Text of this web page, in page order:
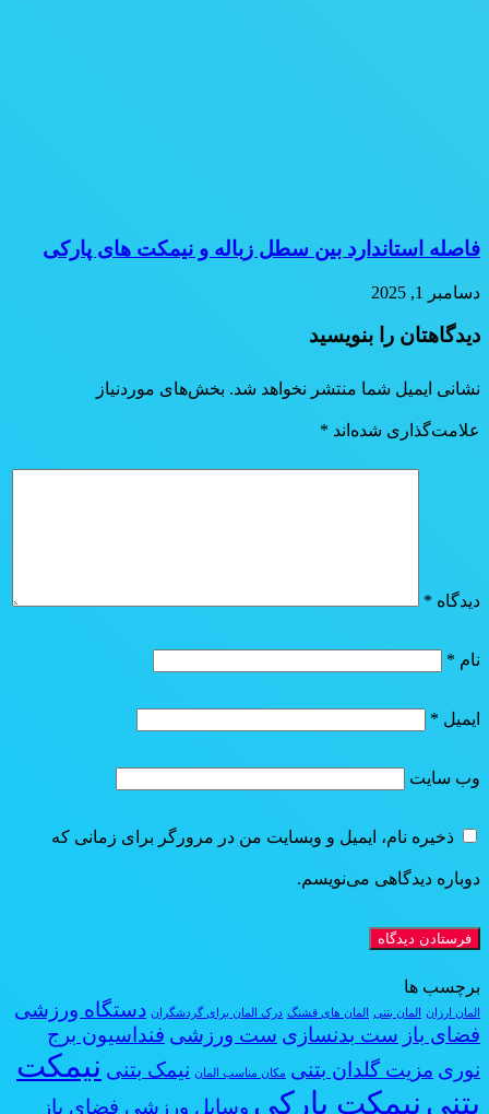
فاصله استاندارد بین سطل زباله و نیمکت های پارکی
دسامبر 1, 2025
دیدگاهتان را بنویسید
نشانی ایمیل شما منتشر نخواهد شد. بخش‌های موردنیاز
علامت‌گذاری شده‌اند *
دیدگاه *
نام *
ایمیل *
وب‌ سایت
ذخیره نام، ایمیل و وبسایت من در مرورگر برای زمانی که
دوباره دیدگاهی می‌نویسم.
برچسب ها
المان ارزان المان بتنی المان های قشنگ درک المان برای گردشگران دستگاه ورزشی
فضای باز ست بدنسازی ست ورزشی فنداسیون برج
نوری مزیت گلدان بتنی مکان مناسب المان نیمک بتنی نیمکت
بتنی نیمکت پارکی وسایل ورزشی فضای باز